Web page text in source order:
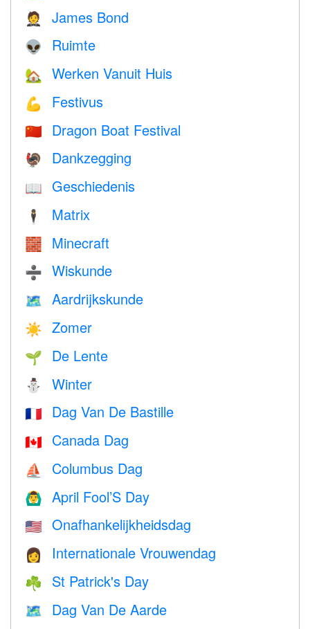
🤵 James Bond
👽 Ruimte
🏡 Werken Vanuit Huis
💪 Festivus
🇨🇳 Dragon Boat Festival
🦃 Dankzegging
📖 Geschiedenis
🕴️ Matrix
🧱 Minecraft
➗ Wiskunde
🗺 Aardrijkskunde
☀️ Zomer
🌱 De Lente
⛄ Winter
🇫🇷 Dag Van De Bastille
🇨🇦 Canada Dag
⛵️ Columbus Dag
🙆‍♂️ April Fool’S Day
🇺🇸 Onafhankelijkheidsdag
👩 Internationale Vrouwendag
☘️ St Patrick's Day
🗺️
Dag Van De Aarde